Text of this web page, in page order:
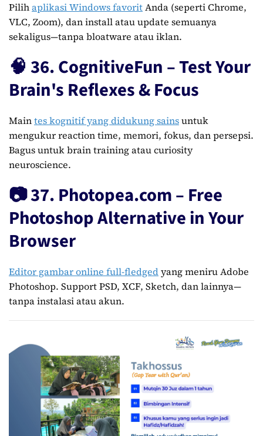
Pilihaplikasi Windows favoritAnda (seperti Chrome,
VLC, Zoom), dan install atau update semuanya
sekaligus—tanpa bloatware atau iklan.
🧠 36. CognitiveFun – Test Your
Brain's Reflexes & Focus
Maintes kognitif yang didukung sainsuntuk
mengukur reaction time, memori, fokus, dan persepsi.
Bagus untuk brain training atau curiosity
neuroscience.
📷 37. Photopea.com – Free
Photoshop Alternative in Your
Browser
Editor gambar online full-fledgedyang meniru Adobe
Photoshop. Support PSD, XCF, Sketch, dan lainnya—
tanpa instalasi atau akun.